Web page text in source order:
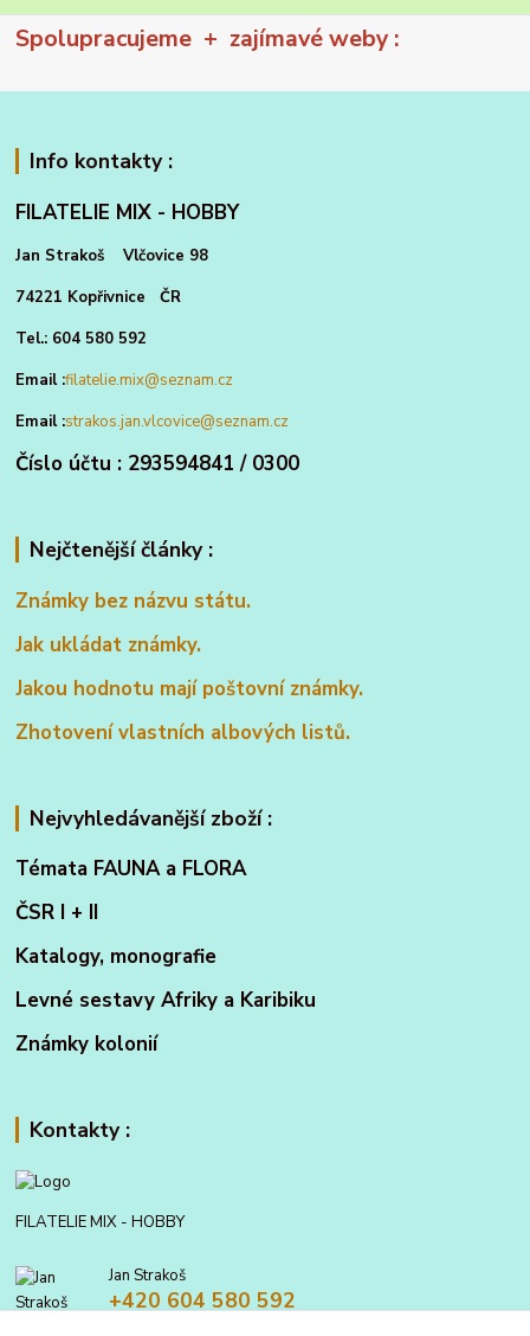
Spolupracujeme + zajímavé weby :
Info kontakty :
FILATELIE MIX - HOBBY
Jan Strakoš Vlčovice 98
74221 Kopřivnice ČR
Tel.: 604 580 592
Email :filatelie.mix@seznam.cz
Email :strakos.jan.vlcovice@seznam.cz
Číslo účtu : 293594841 / 0300
Nejčtenější články :
Známky bez názvu státu.
Jak ukládat známky.
Jakou hodnotu mají poštovní známky.
Zhotovení vlastních albových listů.
Nejvyhledávanější zboží :
Témata FAUNA a FLORA
ČSR I + II
Katalogy, monografie
Levné sestavy Afriky a Karibiku
Známky kolonií
Kontakty :
FILATELIE MIX - HOBBY
Jan Strakoš
+420 604 580 592